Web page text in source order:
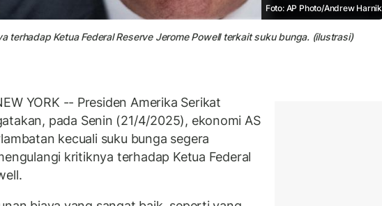
Foto: AP Photo/Andrew Harnik
terhadap Ketua Federal Reserve Jerome Powell terkait suku bunga. (ilustrasi)
YORK -- Presiden Amerika Serikat
pada Senin (21/4/2025), ekonomi AS
kecuali suku bunga segera
kritiknya terhadap Ketua Federal